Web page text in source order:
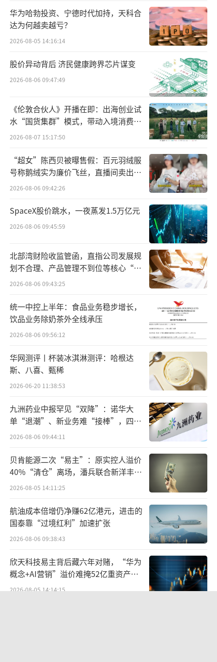
减肥新药数据积极，
歌礼收获资本青睐
患者人数预计在2030年达到3.29亿人，全球肥
胖症患者人数将在2030年达到19.92亿人。随着
肥胖问题的持续加剧，不仅增加了居民卫生保
健服务成本，也造成医疗卫生体系负担日益加
重。减肥药赛道随之热度大涨，代谢疾病领域
研究逐渐成为新时代的课题。
近些年来，虽然早期已有部分减肥药物获
批并在实际临床中应用，但真正引领减肥市场
说GLP-1靶点改写了整个减肥药市场的竞争格
局，开启了降糖减重市场的新纪元。也正是歌
礼制药此番在GLP-1药物领域取得的积极临床试
验成果，成为其股价暴涨的重要原因。
此次在美国的Ib期多剂量递增研究取得积
极中期结果的ASC30是一款由歌礼制药自主研
发的小分子口服GLP-1R激动剂，因其具有独特
和差异化性质，使得这一小分子能够同时适用
据歌礼制药官方公告显示，该研究由三个
队列组成，每个队列各有8名患者服用ASC30或
安慰剂。每日一次服用ASC30口服片治疗28天
后，MAD队列1体重相对基线平均下降4.3%，
MAD队列2体重相对基线平均下降6.3%。MAD
队列1经安慰剂校准后的体重相对基线平均下降
4.2%，MAD队列2经安慰剂校准后的体重相对
基线平均下降6.2%。
在MAD队列1和队列2中，ASC30在安全性
和耐受性方面良好，未发生严重不良事件。所
有胃肠道相关不良事件均为轻度或中度，未观
察到呕吐现象，且肝酶也未出现具有临床意义
的变化。实验室检查、生命体征、心电图和体
格检查均未发现具有临床意义的改变。歌礼制
华为哈勃投资、宁德时代加持，天科合
达为何越卖越亏？
2026-08-05 14:16:14
股价异动背后 济民健康跨界芯片谋变
2026-08-06 09:47:49
《伦敦合伙人》开播在即：出海创业试
水“国货集群”模式，带动入境消费反
向种草
2026-08-07 15:17:50
“超女”陈西贝被曝售假：百元羽绒服
号称鹅绒实为廉价飞丝，直播间卖出超
百万元
2026-08-06 09:42:26
SpaceX股价跳水，一夜蒸发1.5万亿元
2026-08-06 09:45:59
北部湾财险收监管函，直指公司发展规
划不合理、产品管理不到位等核心“痛
点”
2026-08-06 09:43:25
统一中控上半年：食品业务稳步增长，
饮品业务除奶茶外全线承压
2026-08-06 09:56:12
华网测评丨杯装冰淇淋测评：哈根达
斯、八喜、甄稀
2026-06-20 11:38:53
九洲药业中报罕见“双降”：诺华大
单“退潮”、新业务难“接棒”，四大
难关待闯
2026-08-06 09:44:11
贝肯能源二次“易主”：原实控人溢价
40%“清仓”离场，潘兵联合新洋丰、
宏科百世拟入主
2026-08-05 14:11:25
航油成本倍增仍净赚62亿港元，进击的
国泰靠“过境红利”加速扩张
2026-08-06 09:38:43
欣天科技易主背后藏六年对赌，“华为
概念+AI营销”溢价难掩52亿重资产考
验
2026-08-05 14:14:15